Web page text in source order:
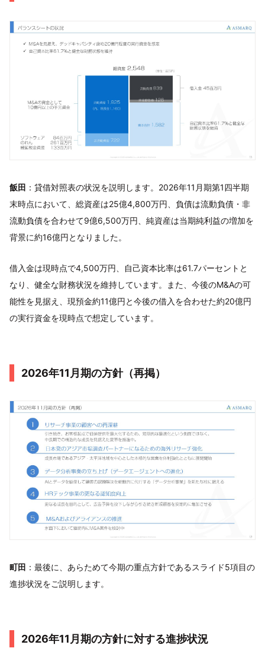
飯田 ：貸借対照表の状況を説明します。2026年11月期第1四半期
末時点において、総資産は25億4,800万円、負債は流動負債・非
流動負債を合わせて9億6,500万円、純資産は当期純利益の増加を
背景に約16億円となりました。
借入金は現時点で4,500万円、自己資本比率は61.7パーセントと
なり、健全な財務状況を維持しています。また、今後のM&Aの可
能性を見据え、現預金約11億円と今後の借入を合わせた約20億円
の実行資金を現時点で想定しています。
2026年11月期の方針（再掲）
町田 ：最後に、あらためて今期の重点方針であるスライド5項目の
進捗状況をご説明します。
2026年11月期の方針に対する進捗状況